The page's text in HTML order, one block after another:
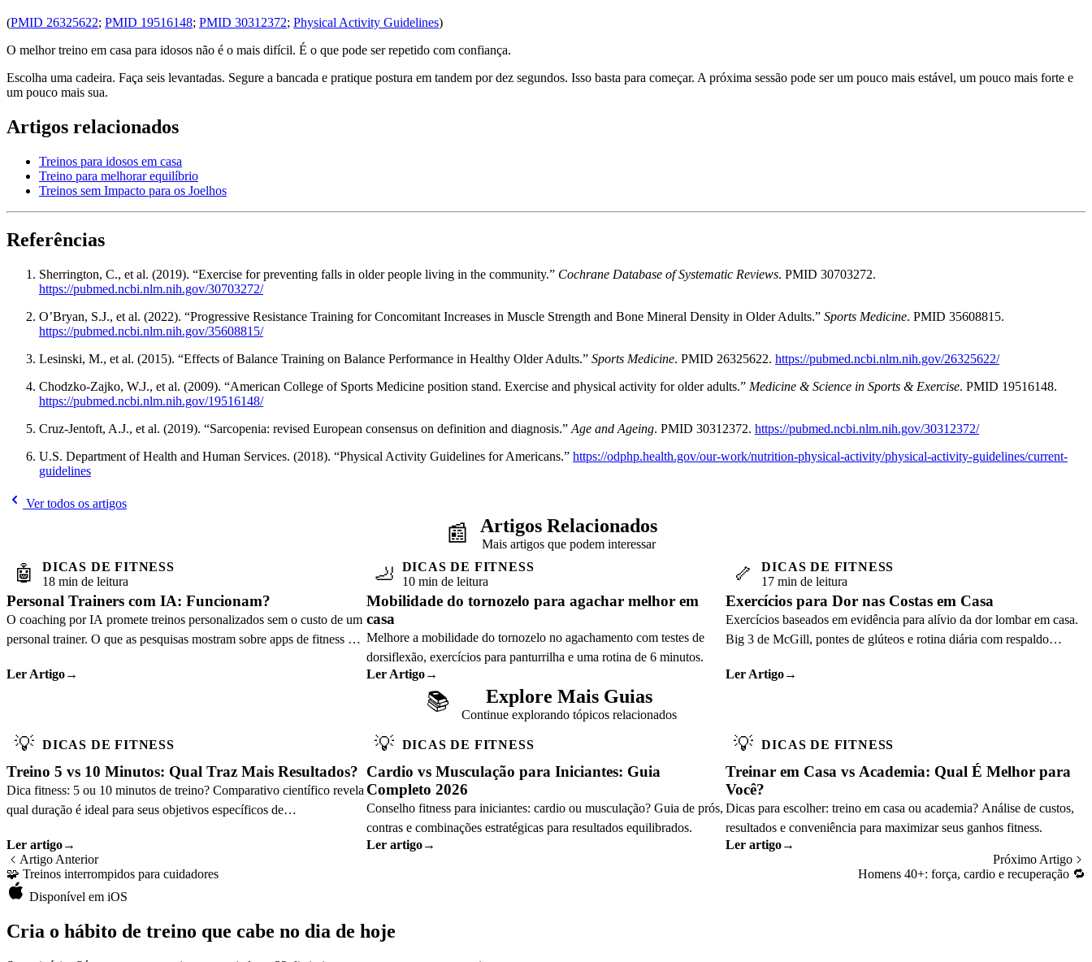
(PMID 26325622; PMID 19516148; PMID 30312372; Physical Activity Guidelines)
O melhor treino em casa para idosos não é o mais difícil. É o que pode ser repetido com confiança.
Escolha uma cadeira. Faça seis levantadas. Segure a bancada e pratique postura em tandem por dez segundos. Isso basta para começar. A próxima sessão pode ser um pouco mais estável, um pouco mais forte e
um pouco mais sua.
Artigos relacionados
Treinos para idosos em casa
Treino para melhorar equilíbrio
Treinos sem Impacto para os Joelhos
Referências
Sherrington, C., et al. (2019). “Exercise for preventing falls in older people living in the community.” Cochrane Database of Systematic Reviews. PMID 30703272.
https://pubmed.ncbi.nlm.nih.gov/30703272/
O’Bryan, S.J., et al. (2022). “Progressive Resistance Training for Concomitant Increases in Muscle Strength and Bone Mineral Density in Older Adults.” Sports Medicine. PMID 35608815.
https://pubmed.ncbi.nlm.nih.gov/35608815/
Lesinski, M., et al. (2015). “Effects of Balance Training on Balance Performance in Healthy Older Adults.” Sports Medicine. PMID 26325622. https://pubmed.ncbi.nlm.nih.gov/26325622/
Chodzko-Zajko, W.J., et al. (2009). “American College of Sports Medicine position stand. Exercise and physical activity for older adults.” Medicine & Science in Sports & Exercise. PMID 19516148.
https://pubmed.ncbi.nlm.nih.gov/19516148/
Cruz-Jentoft, A.J., et al. (2019). “Sarcopenia: revised European consensus on definition and diagnosis.” Age and Ageing. PMID 30312372. https://pubmed.ncbi.nlm.nih.gov/30312372/
U.S. Department of Health and Human Services. (2018). “Physical Activity Guidelines for Americans.” https://odphp.health.gov/our-work/nutrition-physical-activity/physical-activity-guidelines/current-
guidelines
Ver todos os artigos
📰 Artigos Relacionados
Mais artigos que podem interessar
🤖
DICAS DE FITNESS
18 min de leitura
Personal Trainers com IA: Funcionam?
O coaching por IA promete treinos personalizados sem o custo de um
personal trainer. O que as pesquisas mostram sobre apps de fitness e
Ler Artigo→
🦶
DICAS DE FITNESS
10 min de leitura
Mobilidade do tornozelo para agachar melhor em
casa
Melhore a mobilidade do tornozelo no agachamento com testes de
dorsiflexão, exercícios para panturrilha e uma rotina de 6 minutos.
Ler Artigo→
🦴
DICAS DE FITNESS
17 min de leitura
Exercícios para Dor nas Costas em Casa
Exercícios baseados em evidência para alívio da dor lombar em casa.
Big 3 de McGill, pontes de glúteos e rotina diária com respaldo
Ler Artigo→
📚 Explore Mais Guias
Continue explorando tópicos relacionados
💡 DICAS DE FITNESS
Treino 5 vs 10 Minutos: Qual Traz Mais Resultados?
Dica fitness: 5 ou 10 minutos de treino? Comparativo científico revela
qual duração é ideal para seus objetivos específicos de
Ler artigo→
💡 DICAS DE FITNESS
Cardio vs Musculação para Iniciantes: Guia
Completo 2026
Conselho fitness para iniciantes: cardio ou musculação? Guia de prós,
contras e combinações estratégicas para resultados equilibrados.
Ler artigo→
💡 DICAS DE FITNESS
Treinar em Casa vs Academia: Qual É Melhor para
Você?
Dicas para escolher: treino em casa ou academia? Análise de custos,
resultados e conveniência para maximizar seus ganhos fitness.
Ler artigo→
Artigo Anterior
🧩 Treinos interrompidos para cuidadores
Próximo Artigo
Homens 40+: força, cardio e recuperação 🔁
Disponível em iOS
Cria o hábito de treino que cabe no dia de hoje